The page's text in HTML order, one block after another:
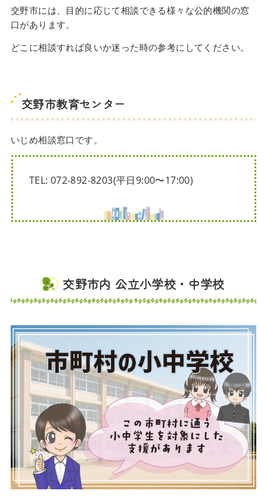
交野市には、目的に応じて相談できる様々な公的機関の窓
口があります。
どこに相談すれば良いか迷った時の参考にしてください。
交野市教育センター
いじめ相談窓口です。
TEL: 072-892-8203(平日9:00〜17:00)
交野市内 公立小学校・中学校